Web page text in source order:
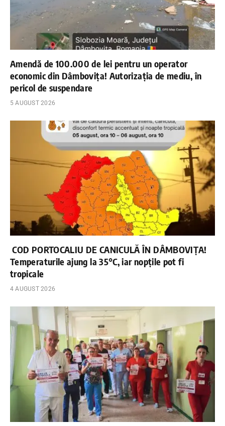
Amendă de 100.000 de lei pentru un operator
economic din Dâmbovița! Autorizația de mediu, în
pericol de suspendare
5 AUGUST 2026
COD PORTOCALIU DE CANICULĂ ÎN DÂMBOVIȚA!
Temperaturile ajung la 35°C, iar nopțile pot fi
tropicale
4 AUGUST 2026